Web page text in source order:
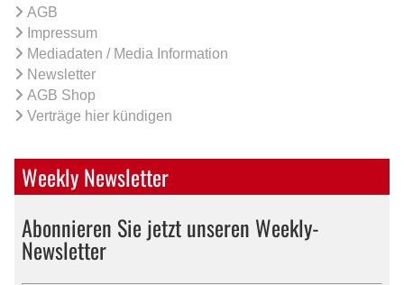
AGB
Impressum
Mediadaten / Media Information
Newsletter
AGB Shop
Verträge hier kündigen
Weekly Newsletter
Abonnieren Sie jetzt unseren Weekly-
Newsletter